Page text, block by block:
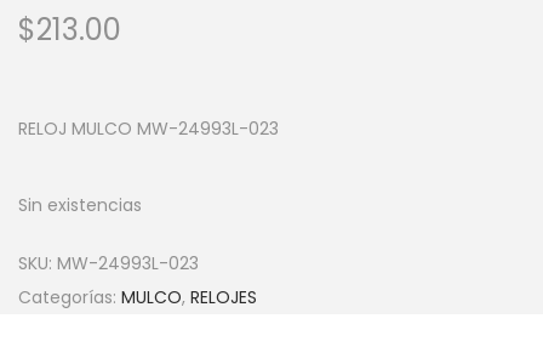
$213.00
RELOJ MULCO MW-24993L-023
Sin existencias
SKU: MW-24993L-023
Categorías: MULCO, RELOJES